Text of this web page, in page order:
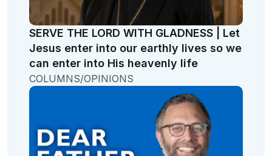
SERVE THE LORD WITH GLADNESS | Let
Jesus enter into our earthly lives so we
can enter into His heavenly life
COLUMNS/OPINIONS